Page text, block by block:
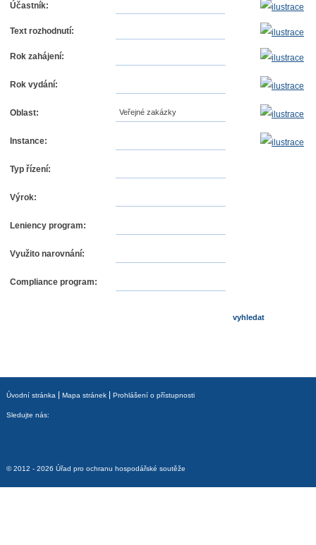
Účastník:
Text rozhodnutí:
Rok zahájení:
Rok vydání:
Oblast: Veřejné zakázky
Instance:
Typ řízení:
Výrok:
Leniency program:
Využito narovnání:
Compliance program:
Úvodní stránka Mapa stránek Prohlášení o přístupnosti
Sledujte nás:
© 2012 - 2026 Úřad pro ochranu hospodářské soutěže